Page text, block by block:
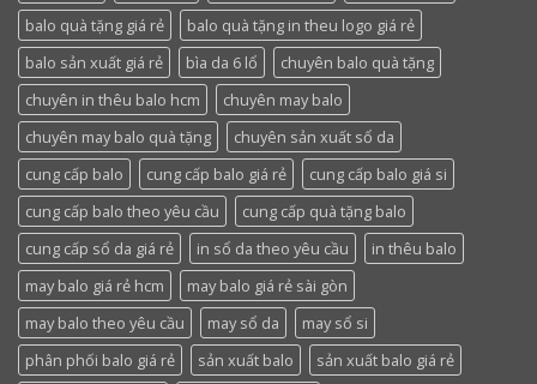
balo quà tặng giá rẻ
balo quà tặng in theu logo giá rẻ
balo sản xuất giá rẻ
bìa da 6 lổ
chuyên balo quà tặng
chuyên in thêu balo hcm
chuyên may balo
chuyên may balo quà tặng
chuyên sản xuất sổ da
cung cấp balo
cung cấp balo giá rẻ
cung cấp balo giá si
cung cấp balo theo yêu cầu
cung cấp quà tặng balo
cung cấp sổ da giá rẻ
in sổ da theo yêu cầu
in thêu balo
may balo giá rẻ hcm
may balo giá rẻ sài gòn
may balo theo yêu cầu
may sổ da
may sổ si
phân phối balo giá rẻ
sản xuất balo
sản xuất balo giá rẻ